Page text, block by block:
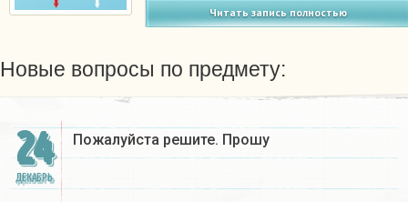
Читать запись полностью
Новые вопросы по предмету:
24
ДЕКАБРЬ
Пожалуйста решите. Прошу